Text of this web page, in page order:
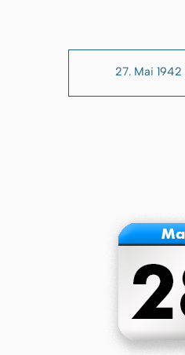
27. Mai 1942